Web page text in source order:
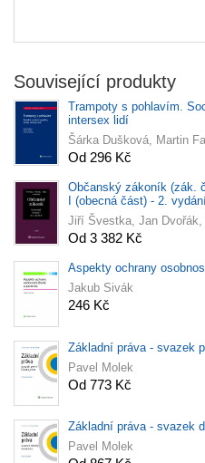
Související produkty
Trampoty s pohlavím.
intersex lidí
Šárka Dušková, Martin
Od 296 Kč
Občanský zákoník (zák.
I (obecná část) - 2.
Jiří Švestka, Jan
Od 3 382 Kč
Aspekty ochrany
Jakub Sivák
246 Kč
Základní práva - svazek
Pavel Molek
Od 773 Kč
Základní práva - svazek
Pavel Molek